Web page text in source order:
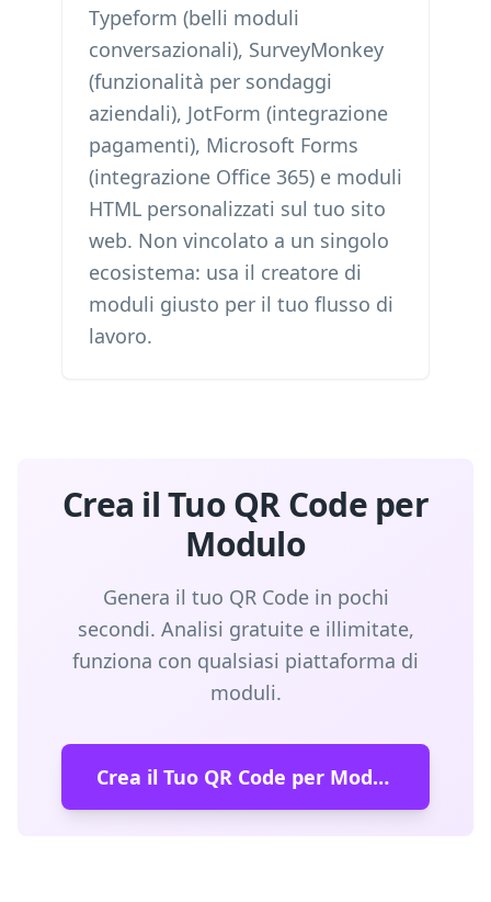
Typeform (belli moduli
conversazionali), SurveyMonkey
(funzionalità per sondaggi
aziendali), JotForm (integrazione
pagamenti), Microsoft Forms
(integrazione Office 365) e moduli
HTML personalizzati sul tuo sito
web. Non vincolato a un singolo
ecosistema: usa il creatore di
moduli giusto per il tuo flusso di
lavoro.
Crea il Tuo QR Code per
Modulo
Genera il tuo QR Code in pochi
secondi. Analisi gratuite e illimitate,
funziona con qualsiasi piattaforma di
moduli.
Crea il Tuo QR Code per Modulo